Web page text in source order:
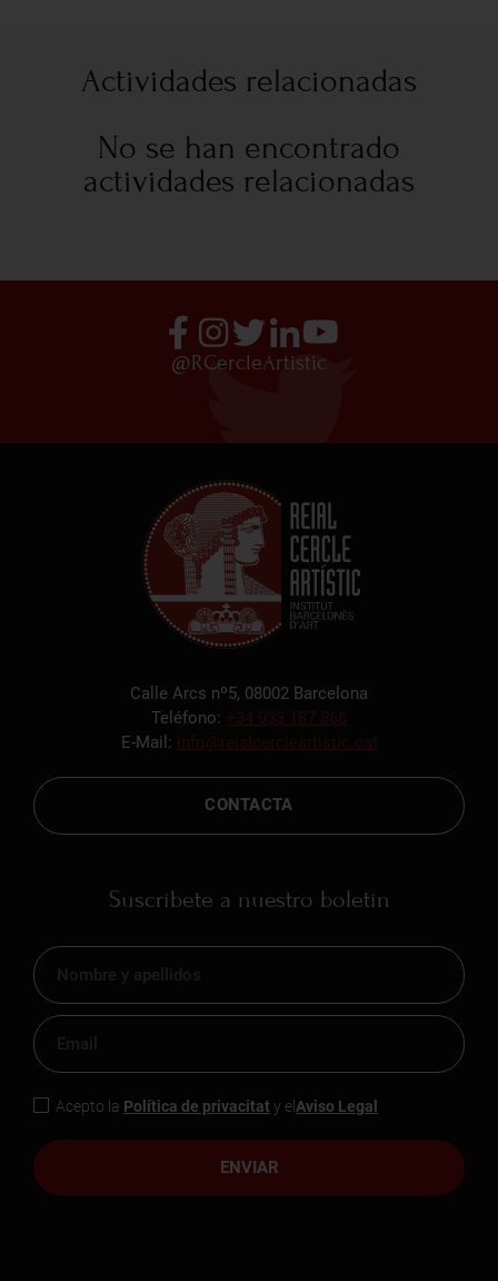
Actividades relacionadas
No se han encontrado
actividades relacionadas
@RCercleArtistic
Calle Arcs nº5, 08002 Barcelona
Teléfono: +34 933 187 866
E-Mail: info@reialcercleartistic.cat
CONTACTA
Suscríbete a nuestro boletín
ENVIAR
Acepto la Política de privacitat y el Aviso Legal